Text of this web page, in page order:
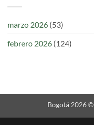
marzo 2026 (53)
febrero 2026 (124)
Bogotá 2026 ©